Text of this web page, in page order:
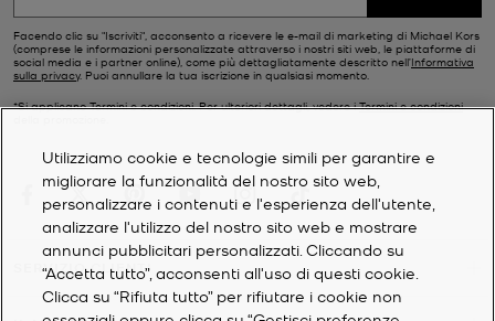
Facendo clic su "Iscriviti", acconsento a ricevere le e-mail di marketing di Michael Kors
(comprese le informazioni personalizzate attraverso i nostri siti web, le piattaforme di
social media e i partner online), come più dettagliatamente descritto nell’Informativa
sulla privacy. Puoi annullare la tua iscrizione in qualsiasi momento.
*Si applicano Termini e condizioni. Per ulteriori dettagli, vedere iTermini e condizioni
SERVIZIO CLIENTI
Utilizziamo cookie e tecnologie simili per garantire e
migliorare la funzionalità del nostro sito web,
personalizzare i contenuti e l'esperienza dell'utente,
analizzare l'utilizzo del nostro sito web e mostrare
annunci pubblicitari personalizzati. Cliccando su
“Accetta tutto”, acconsenti all'uso di questi cookie.
Clicca su “Rifiuta tutto” per rifiutare i cookie non